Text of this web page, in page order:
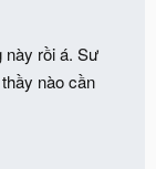
này rồi á. Sư
nào cần